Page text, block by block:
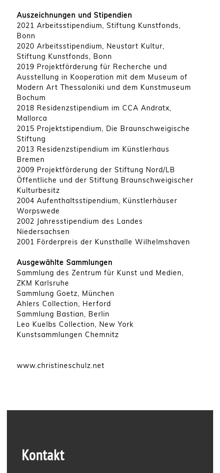
Auszeichnungen und Stipendien
2021 Arbeitsstipendium, Stiftung Kunstfonds,
Bonn
2020 Arbeitsstipendium, Neustart Kultur,
Stiftung Kunstfonds, Bonn
2019 Projektförderung für Recherche und
Ausstellung in Kooperation mit dem Museum of
Modern Art Thessaloniki und dem Kunstmuseum
Bochum
2018 Residenzstipendium im CCA Andratx,
Mallorca
2015 Projektstipendium, Die Braunschweigische
Stiftung
2013 Residenzstipendium im Künstlerhaus
Bremen
2009 Projektförderung der Stiftung Nord/LB
Öffentliche und der Stiftung Braunschweigischer
Kulturbesitz
2004 Aufenthaltsstipendium, Künstlerhäuser
Worpswede
2002 Jahresstipendium des Landes
Niedersachsen
2001 Förderpreis der Kunsthalle Wilhelmshaven
Ausgewählte Sammlungen
Sammlung des Zentrum für Kunst und Medien,
ZKM Karlsruhe
Sammlung Goetz, München
Ahlers Collection, Herford
Sammlung Bastian, Berlin
Leo Kuelbs Collection, New York
Kunstsammlungen Chemnitz
www.christineschulz.net
Kontakt